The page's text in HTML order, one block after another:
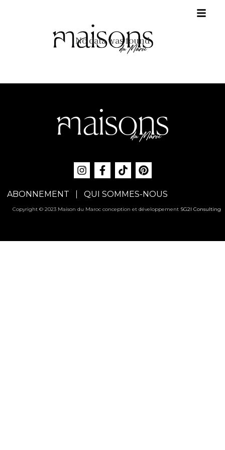
No data was found
ABONNEMENT QUI SOMMES-NOUS
Copyright © 2023 Maison du Maroc conception et développement SG2I Consulting